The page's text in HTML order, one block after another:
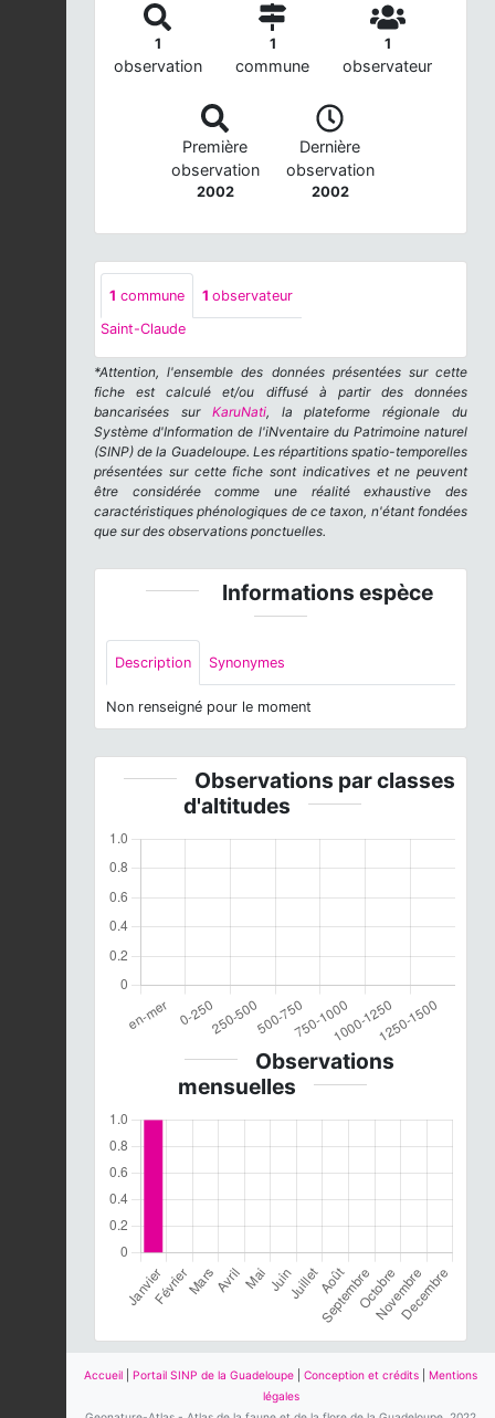
1
observation
1
commune
1
observateur
Première
observation
2002
Dernière
observation
2002
1 commune 1 observateur
Saint-Claude
*Attention, l'ensemble des données présentées sur cette
fiche est calculé et/ou diffusé à partir des données
bancarisées sur KaruNati, la plateforme régionale du
Système d'Information de l'iNventaire du Patrimoine naturel
(SINP) de la Guadeloupe. Les répartitions spatio-temporelles
présentées sur cette fiche sont indicatives et ne peuvent
être considérée comme une réalité exhaustive des
caractéristiques phénologiques de ce taxon, n'étant fondées
que sur des observations ponctuelles.
Informations espèce
Description Synonymes
Non renseigné pour le moment
Observations par classes
d'altitudes
Observations
mensuelles
Accueil Portail SINP de la Guadeloupe Conception et crédits
Mentions
légales